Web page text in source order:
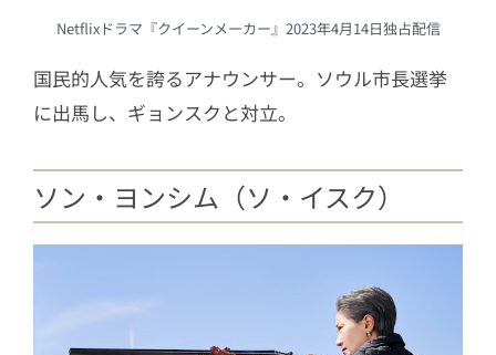
Netflixドラマ『クイーンメーカー』2023年4月14日独占配信
国民的人気を誇るアナウンサー。ソウル市長選挙
に出馬し、ギョンスクと対立。
ソン・ヨンシム（ソ・イスク）